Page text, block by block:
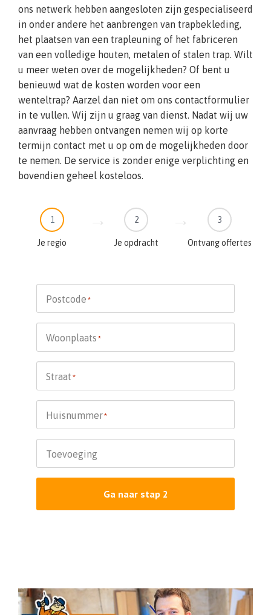
ons netwerk hebben aangesloten zijn gespecialiseerd
in onder andere het aanbrengen van trapbekleding,
het plaatsen van een trapleuning of het fabriceren
van een volledige houten, metalen of stalen trap. Wilt
u meer weten over de mogelijkheden? Of bent u
benieuwd wat de kosten worden voor een
wenteltrap? Aarzel dan niet om ons contactformulier
in te vullen. Wij zijn u graag van dienst. Nadat wij uw
aanvraag hebben ontvangen nemen wij op korte
termijn contact met u op om de mogelijkheden door
te nemen. De service is zonder enige verplichting en
bovendien geheel kosteloos.
1
Je regio
2
Je opdracht
3
Ontvang offertes
Postcode *
Woonplaats *
Straat *
Huisnummer*
Toevoeging
Ga naar stap 2